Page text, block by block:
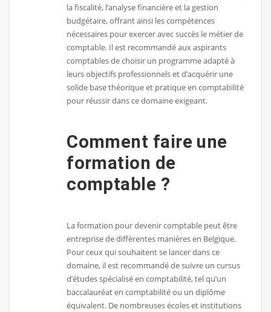
la fiscalité, l’analyse financière et la gestion
budgétaire, offrant ainsi les compétences
nécessaires pour exercer avec succès le métier de
comptable. Il est recommandé aux aspirants
comptables de choisir un programme adapté à
leurs objectifs professionnels et d’acquérir une
solide base théorique et pratique en comptabilité
pour réussir dans ce domaine exigeant.
Comment faire une
formation de
comptable ?
La formation pour devenir comptable peut être
entreprise de différentes manières en Belgique.
Pour ceux qui souhaitent se lancer dans ce
domaine, il est recommandé de suivre un cursus
d’études spécialisé en comptabilité, tel qu’un
baccalauréat en comptabilité ou un diplôme
équivalent. De nombreuses écoles et institutions